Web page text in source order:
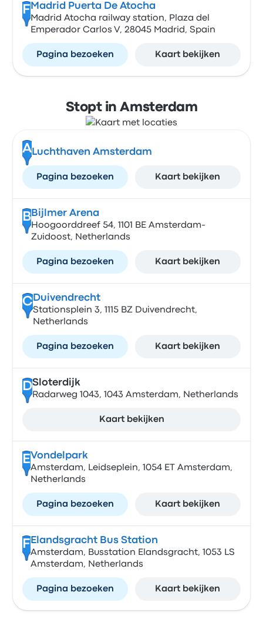
F Madrid Puerta De Atocha
Madrid Atocha railway station, Plaza del
Emperador Carlos V, 28045 Madrid, Spain
Pagina bezoeken Kaart bekijken
Stopt in Amsterdam
ALuchthaven Amsterdam
Pagina bezoeken Kaart bekijken
B Bijlmer Arena
Hoogoorddreef 54, 1101 BE Amsterdam-
Zuidoost, Netherlands
Pagina bezoeken Kaart bekijken
CDuivendrecht
Stationsplein 3, 1115 BZ Duivendrecht,
Netherlands
Pagina bezoeken Kaart bekijken
DSloterdijk
Radarweg 1043, 1043 Amsterdam, Netherlands
Kaart bekijken
EVondelpark
Amsterdam, Leidseplein, 1054 ET Amsterdam,
Netherlands
Pagina bezoeken Kaart bekijken
F Elandsgracht Bus Station
Amsterdam, Busstation Elandsgracht, 1053 LS
Amsterdam, Netherlands
Pagina bezoeken Kaart bekijken